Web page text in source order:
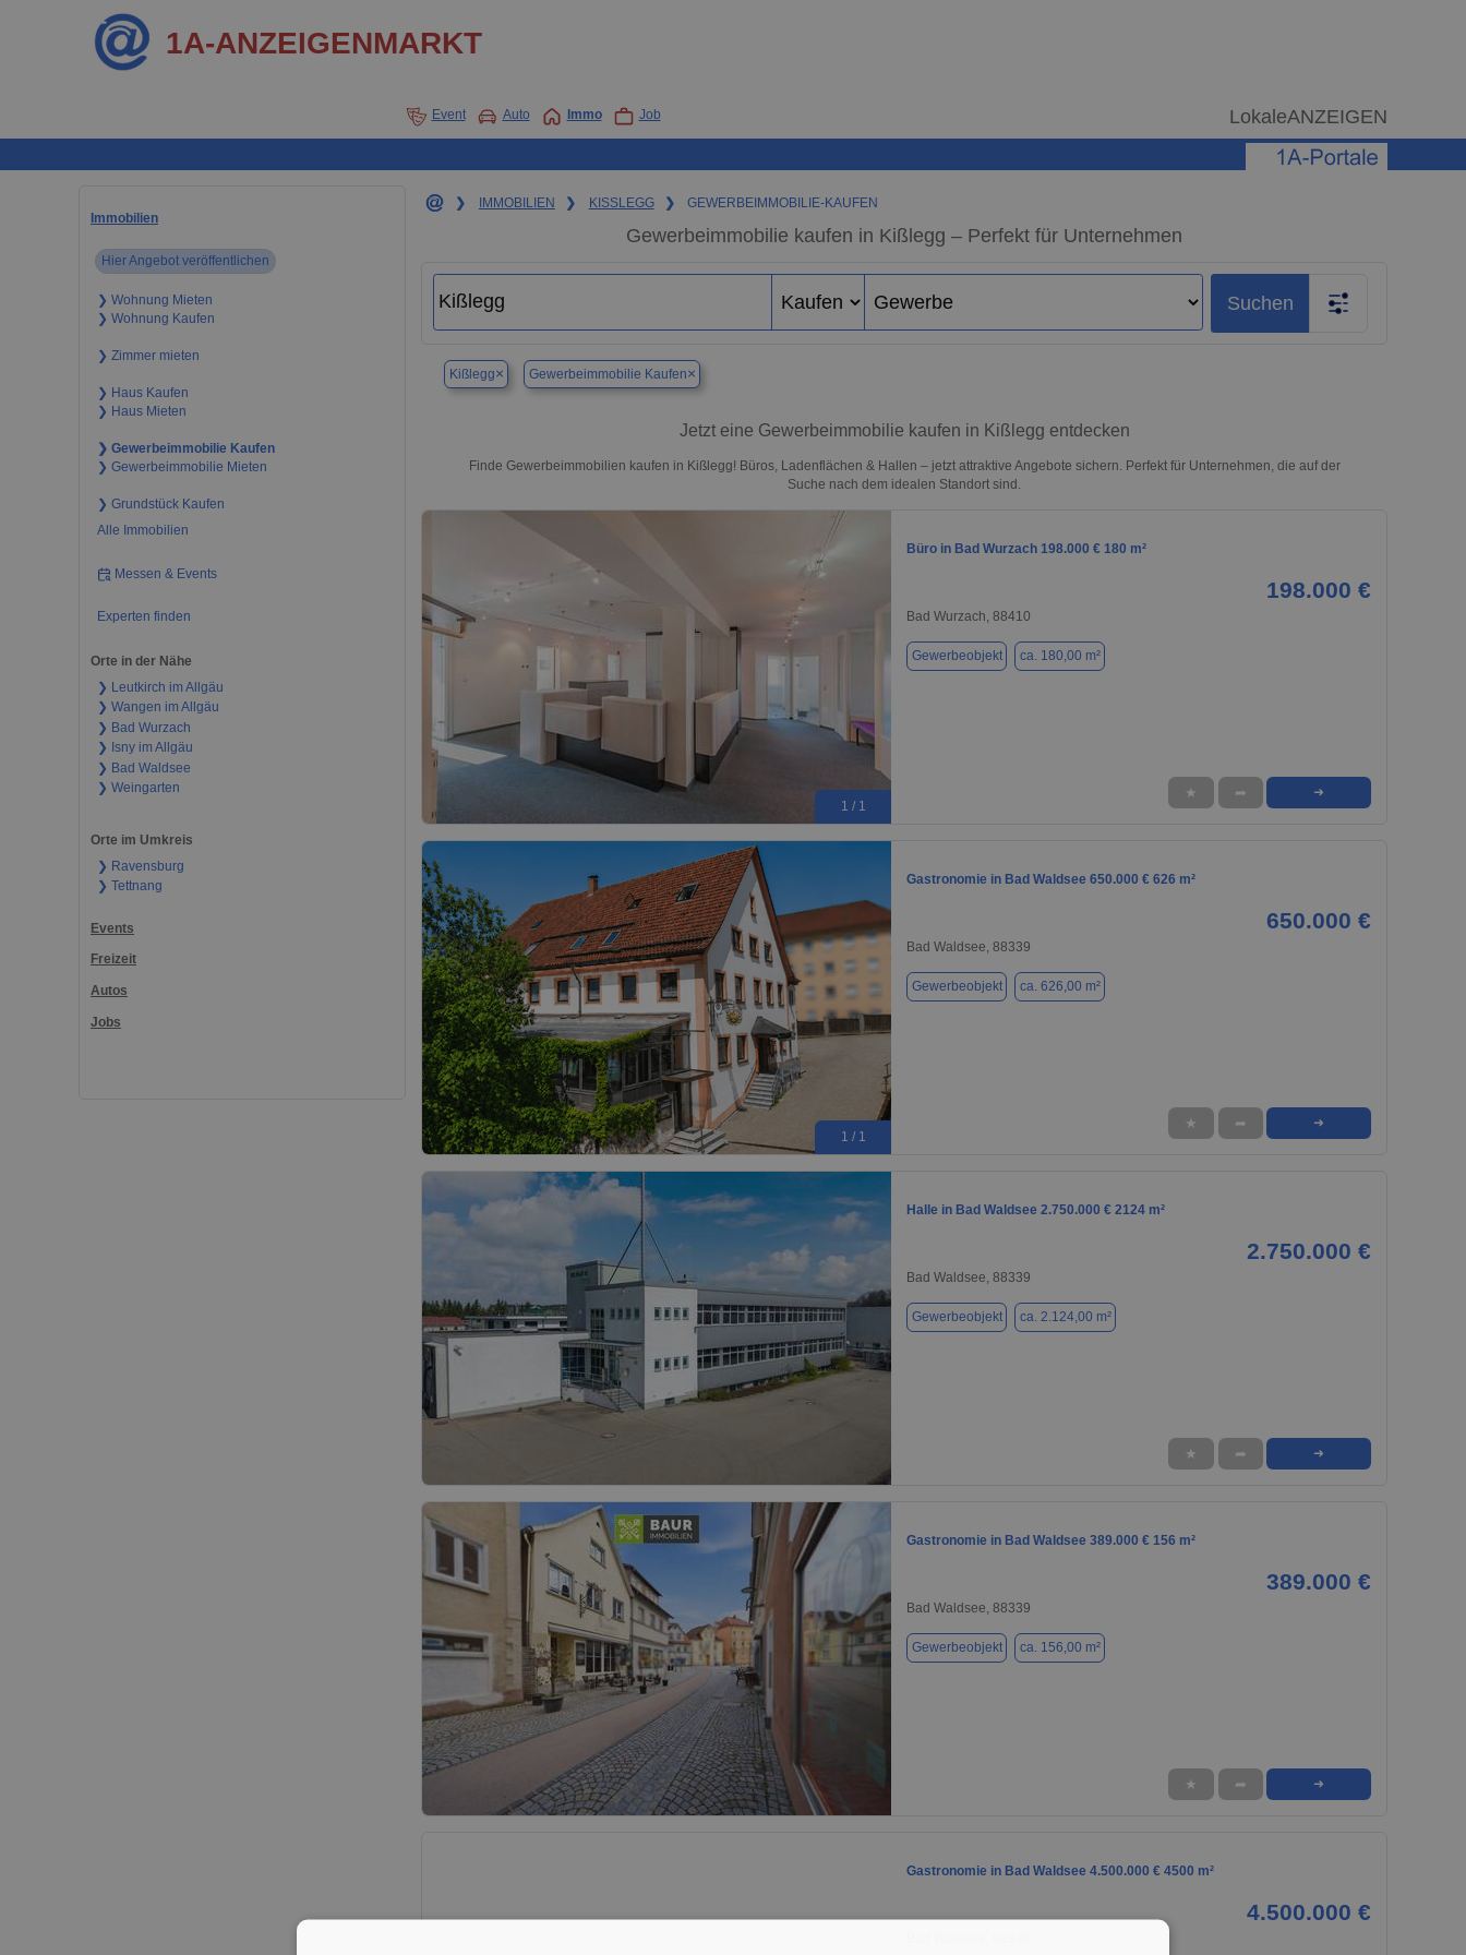
1A-ANZEIGENMARKT
Event Auto Immo Job LokaleANZEIGEN
Immobilien
Hier Angebot veröffentlichen
❯ Wohnung Mieten
❯ Wohnung Kaufen
❯ Zimmer mieten
❯ Haus Kaufen
❯ Haus Mieten
❯ Gewerbeimmobilie Kaufen
❯ Gewerbeimmobilie Mieten
❯ Grundstück Kaufen
Alle Immobilien
Messen & Events
Experten finden
Orte in der Nähe
❯ Leutkirch im Allgäu
❯ Wangen im Allgäu
❯ Bad Wurzach
❯ Isny im Allgäu
❯ Bad Waldsee
❯ Weingarten
Orte im Umkreis
❯ Ravensburg
❯ Tettnang
Events
Freizeit
Autos
Jobs
❯ IMMOBILIEN ❯ KISSLEGG ❯ GEWERBEIMMOBILIE-KAUFEN
Gewerbeimmobilie kaufen in Kißlegg – Perfekt für Unternehmen
Suchen
Kißlegg× Gewerbeimmobilie Kaufen×
Jetzt eine Gewerbeimmobilie kaufen in Kißlegg entdecken
Finde Gewerbeimmobilien kaufen in Kißlegg! Büros, Ladenflächen & Hallen – jetzt attraktive Angebote sichern. Perfekt für Unternehmen, die auf der
Suche nach dem idealen Standort sind.
1 / 1
Büro in Bad Wurzach 198.000 € 180 m²
198.000 €
Bad Wurzach, 88410
Gewerbeobjekt ca. 180,00 m²
★ ➦ ➜
1 / 1
Gastronomie in Bad Waldsee 650.000 € 626 m²
650.000 €
Bad Waldsee, 88339
Gewerbeobjekt ca. 626,00 m²
★ ➦ ➜
Halle in Bad Waldsee 2.750.000 € 2124 m²
2.750.000 €
Bad Waldsee, 88339
Gewerbeobjekt ca. 2.124,00 m²
★ ➦ ➜
Gastronomie in Bad Waldsee 389.000 € 156 m²
389.000 €
Bad Waldsee, 88339
Gewerbeobjekt ca. 156,00 m²
★ ➦ ➜
Gastronomie in Bad Waldsee 4.500.000 € 4500 m²
4.500.000 €